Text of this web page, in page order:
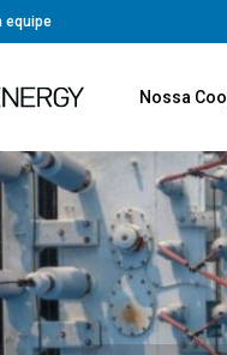
equipe
Nossa